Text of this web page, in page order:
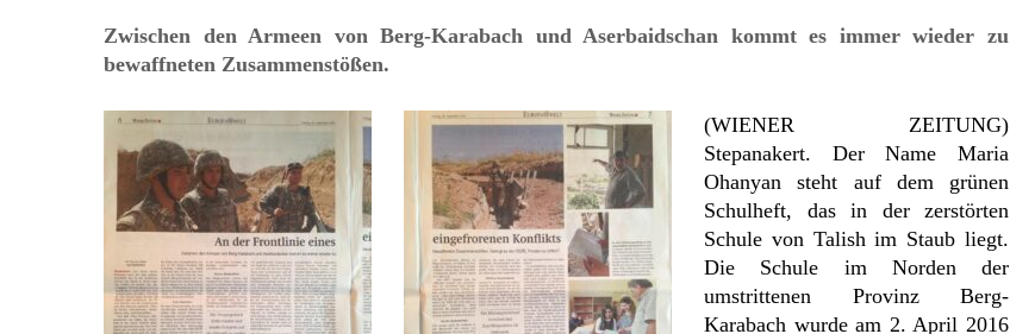
Zwischen den Armeen von Berg-Karabach und Aserbaidschan kommt es immer wieder zu
bewaffneten Zusammenstößen.
(WIENER ZEITUNG)
Stepanakert. Der Name Maria
Ohanyan steht auf dem grünen
Schulheft, das in der zerstörten
Schule von Talish im Staub liegt.
Die Schule im Norden der
umstrittenen Provinz Berg-
Karabach wurde am 2. April 2016